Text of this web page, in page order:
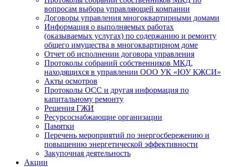
вопросам выбора управляющей компании
Договоры управления многоквартирными домами
Информация о выполняемых работах
(оказываемых услугах) по содержанию и ремонту
общего имущества в многоквартирном доме
Отчет об исполнении договора управления
Протоколы собраний собственников МКД,
находящихся в управлении ООО УК «ЮУ КЖСИ»
Акты осмотров
Протоколы ОСС и другая информация по
капитальному ремонту
Решения ГЖИ
Ресурсоснабжающие организации
Памятки
Перечень мероприятий по энергосбережению и
повышению энергетической эффективности
Закупочная деятельность
Акции